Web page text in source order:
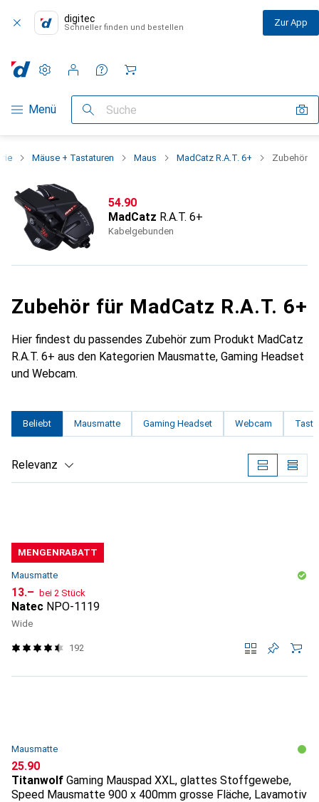
digitec
Schneller finden und bestellen Zur App
Navigation nach Kategorien
Menü Suche
Einstellungen
Kundenkonto
Vergleichslisten
Merklisten
Warenkorb
Mäuse + Tastaturen Maus MadCatz R.A.T. 6+ Zubehör
CHF
54.90
MadCatz R.A.T. 6+
Kabelgebunden
Zubehör für MadCatz R.A.T. 6+
Hier findest du passendes Zubehör zum Produkt MadCatz
R.A.T. 6+ aus den Kategorien Mausmatte, Gaming Headset
und Webcam.
Beliebt Mausmatte Gaming Headset Webcam
Relevanz
MENGENRABATT
Mausmatte
CHF
13.– bei 2 Stück
Natec NPO-1119
Wide
192
Mausmatte
CHF
25.90
Titanwolf Gaming Mauspad XXL, glattes Stoffgewebe,
Speed Mausmatte 900 x 400mm grosse Fläche, Lavamotiv